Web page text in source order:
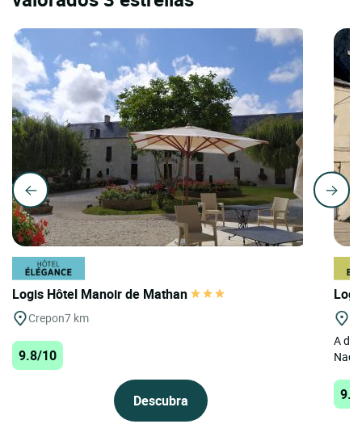
Logis Hôtel Manoir de Mathan
Crepon7 km
9.8/10
Descubra
A